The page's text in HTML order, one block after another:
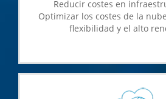
Reducir costes en
Optimizar los costes de la
flexibilidad y el alto